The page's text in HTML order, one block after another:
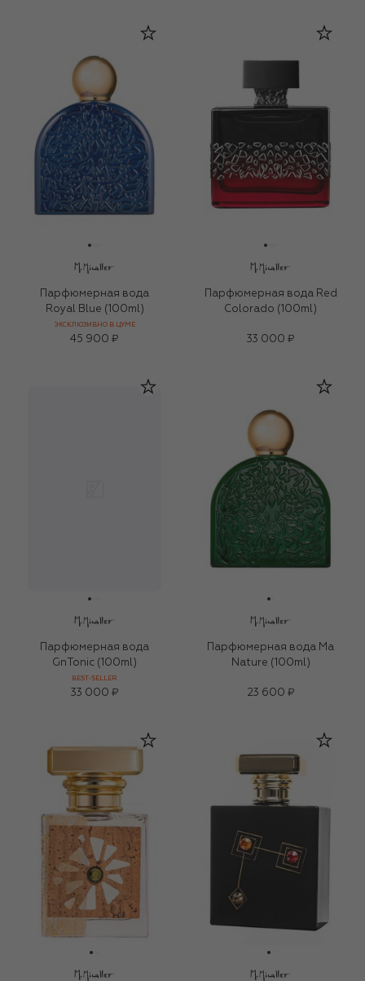
Парфюмерная вода
Royal Blue (100ml)
ЭКСКЛЮЗИВНО В ЦУМЕ
45 900 ₽
Парфюмерная вода Red
Colorado (100ml)
33 000 ₽
Парфюмерная вода
GnTonic (100ml)
BEST-SELLER
33 000 ₽
Парфюмерная вода Ma
Nature (100ml)
23 600 ₽